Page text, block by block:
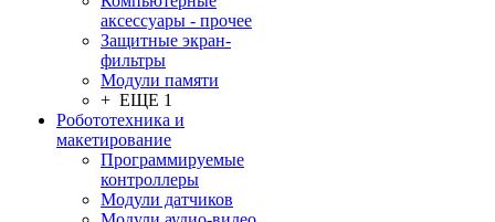
аксессуары - прочее
Защитные экран-
фильтры
Модули памяти
+ ЕЩЕ 1
Робототехника и
макетирование
Программируемые
контроллеры
Модули датчиков